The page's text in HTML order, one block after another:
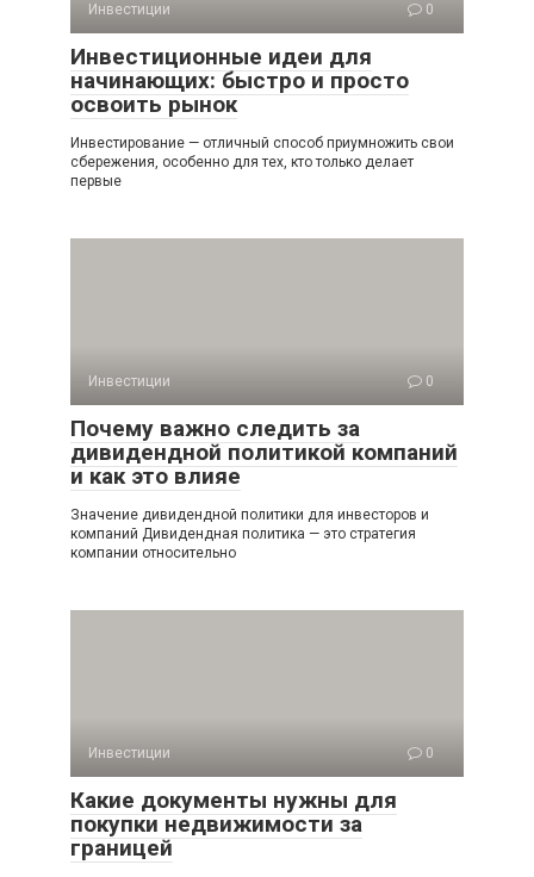
Инвестиции 0
Инвестиционные идеи для
начинающих: быстро и просто
освоить рынок
Инвестирование — отличный способ приумножить свои
сбережения, особенно для тех, кто только делает
первые
Инвестиции 0
Почему важно следить за
дивидендной политикой компаний
и как это влияе
Значение дивидендной политики для инвесторов и
компаний Дивидендная политика — это стратегия
компании относительно
Инвестиции 0
Какие документы нужны для
покупки недвижимости за
границей